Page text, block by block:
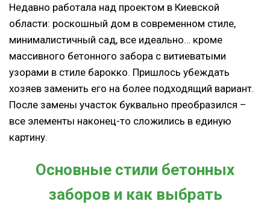
Недавно работала над проектом в Киевской
области: роскошный дом в современном стиле,
минималистичный сад, все идеально… кроме
массивного бетонного забора с витиеватыми
узорами в стиле барокко. Пришлось убеждать
хозяев заменить его на более подходящий вариант.
После замены участок буквально преобразился –
все элементы наконец-то сложились в единую
картину.
Основные стили бетонных
заборов и как выбрать